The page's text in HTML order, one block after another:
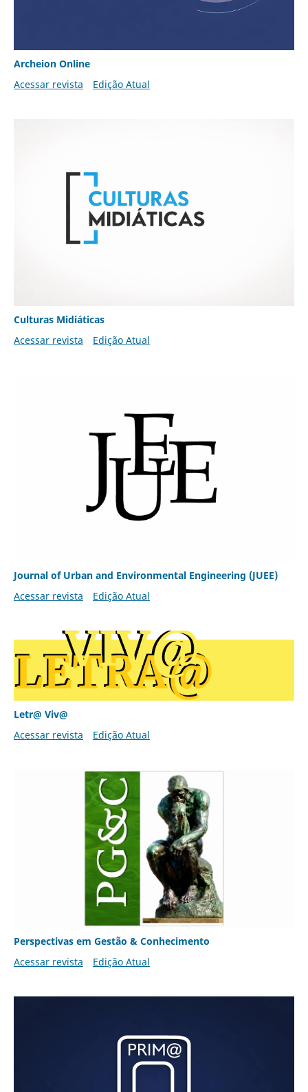
Archeion Online
Acessar revista
Edição Atual
Culturas Midiáticas
Acessar revista
Edição Atual
Journal of Urban and Environmental Engineering (JUEE)
Acessar revista
Edição Atual
Letr@ Viv@
Acessar revista
Edição Atual
Perspectivas em Gestão & Conhecimento
Acessar revista
Edição Atual